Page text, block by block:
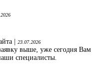
| 23.07.2026
выше, уже сегодня Вам
специалисты.